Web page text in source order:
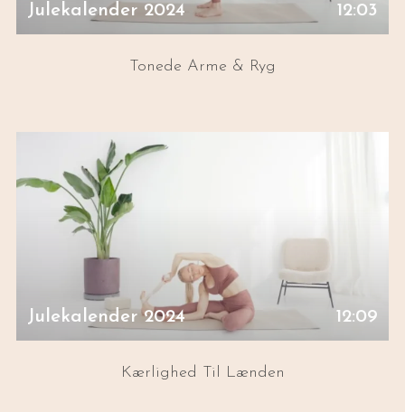
Julekalender 2024 12:03
Tonede Arme & Ryg
Julekalender 2024 12:09
Kærlighed Til Lænden